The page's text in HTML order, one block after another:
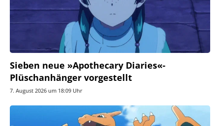
Sieben neue »Apothecary Diaries«-
Plüschanhänger vorgestellt
7. August 2026 um 18:09 Uhr